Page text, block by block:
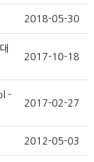
2018-05-30
2017-10-18
-
2017-02-27
2012-05-03